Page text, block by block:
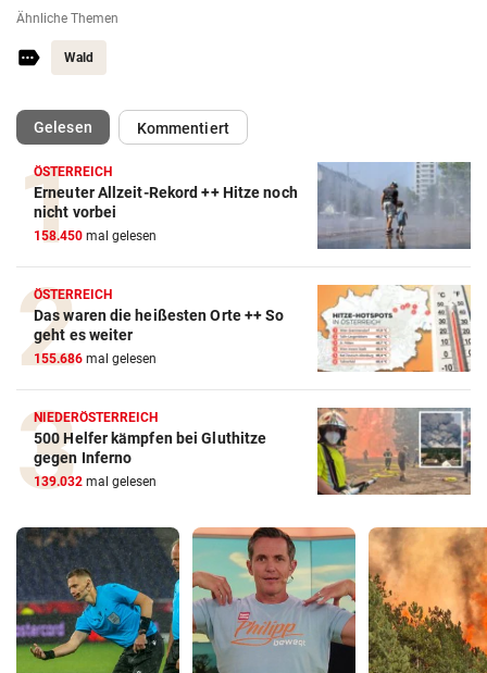
Ähnliche Themen
Wald
Gelesen(ausgewählt)Kommentiert
ÖSTERREICH
Erneuter Allzeit-Rekord ++ Hitze noch
nicht vorbei
158.450 mal gelesen
ÖSTERREICH
Das waren die heißesten Orte ++ So
geht es weiter
155.686 mal gelesen
NIEDERÖSTERREICH
500 Helfer kämpfen bei Gluthitze
gegen Inferno
139.032 mal gelesen